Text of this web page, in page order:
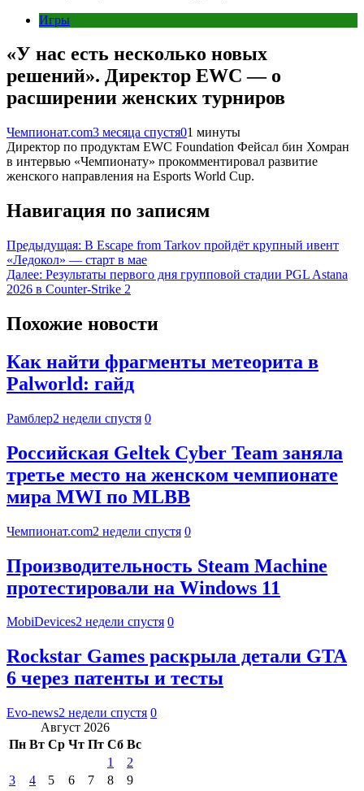
Игры
«У нас есть несколько новых
решений». Директор EWC — о
расширении женских турниров
Чемпионат.com3 месяца спустя01 минуты
Директор по продуктам EWC Foundation Фейсал бин Хомран
в интервью «Чемпионату» прокомментировал развитие
женского направления на Esports World Cup.
Навигация по записям
Предыдущая: В Escape from Tarkov пройдёт крупный ивент
«Ледокол» — старт в мае
Далее: Результаты первого дня групповой стадии PGL Astana
2026 в Counter-Strike 2
Похожие новости
Как найти фрагменты метеорита в
Palworld: гайд
Рамблер2 недели спустя 0
Российская Geltek Cyber Team заняла
третье место на женском чемпионате
мира MWI по MLBB
Чемпионат.com2 недели спустя 0
Производительность Steam Machine
протестировали на Windows 11
MobiDevices2 недели спустя 0
Rockstar Games раскрыла детали GTA
6 через патенты и тесты
Evo-news2 недели спустя 0
Август 2026
Пн Вт Ср Чт Пт Сб Вс
1
2
3
4 5 6 7 8 9